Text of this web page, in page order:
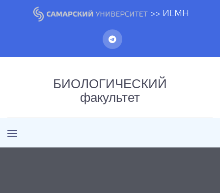
>> ИЕМН
БИОЛОГИЧЕСКИЙ
факультет